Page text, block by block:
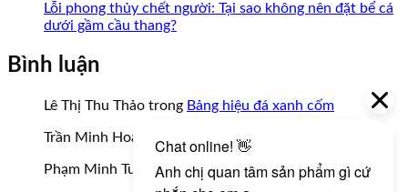
Lỗi phong thủy chết người: Tại sao không nên đặt bể cá
dưới gầm cầu thang?
Bình luận
Lê Thị Thu Thảo trong Bảng hiệu đá xanh cốm
Trần Minh Hoàng Bảng hiệu đá xanh cốm
Phạm Minh Tuấn trongĐá tai mèo non bộ > 50cm